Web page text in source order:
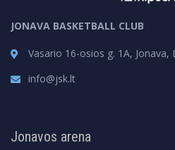
JONAVA BASKETBALL CLUB
Vasario 16-osios g. 1A, Jonava,
info@jsk.lt
Jonavos arena